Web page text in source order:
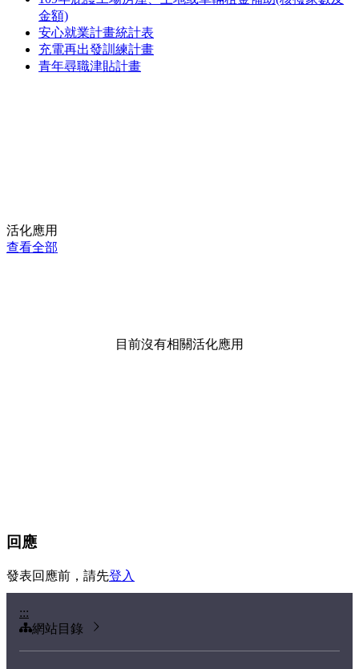
金額)
安心就業計畫統計表
充電再出發訓練計畫
青年尋職津貼計畫
活化應用
查看全部
目前沒有相關活化應用
回應
發表回應前，請先登入
:::
網站目錄